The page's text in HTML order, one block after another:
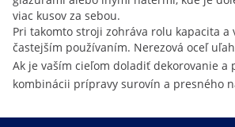
viac kusov za sebou.
Pri takomto stroji zohráva rolu kapacita a
častejším používaním. Nerezová oceľ
Ak je vaším cieľom doladiť dekorovanie
kombinácii prípravy surovín a presného